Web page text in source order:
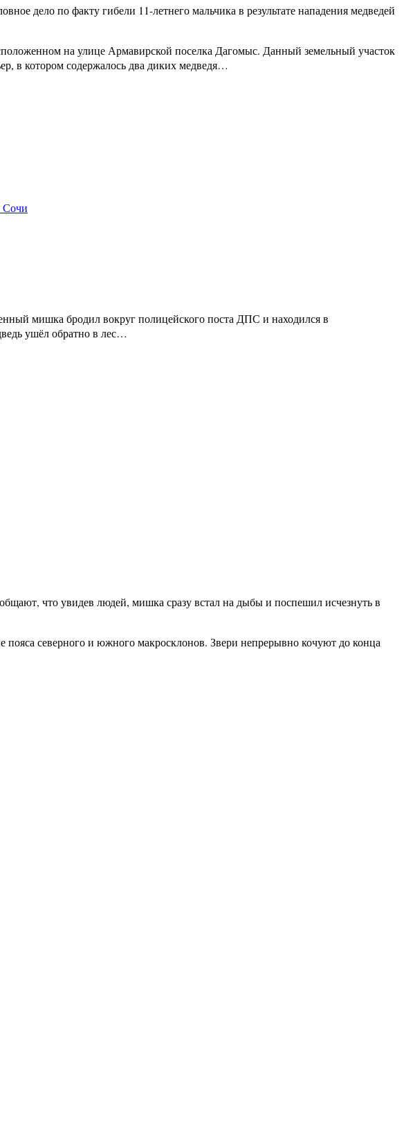
дело по факту гибели 11-летнего мальчика в результате нападения медведей
на улице Армавирской поселка Дагомыс. Данный земельный участок
в котором содержалось два диких медведя…
Сочи
мишка бродил вокруг полицейского поста ДПС и находился в
ушёл обратно в лес…
что увидев людей, мишка сразу встал на дыбы и поспешил исчезнуть в
северного и южного макросклонов. Звери непрерывно кочуют до конца